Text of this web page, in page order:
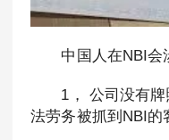
中国人在NBI会
1， 公司没有牌
法劳务被抓到NBI的